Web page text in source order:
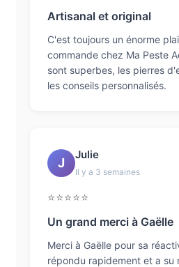
Artisanal et original
C'est toujours un énorme
commande chez Ma Peste
sont superbes, les pierres
les conseils personnalisés.
J
Julie
Il y a 3 semaines
⭐⭐⭐⭐⭐
Un grand merci à Gaëlle
Merci à Gaëlle pour sa
répondu rapidement et a su